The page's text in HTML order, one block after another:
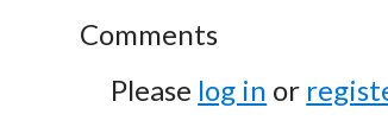
Comments
Please log in or